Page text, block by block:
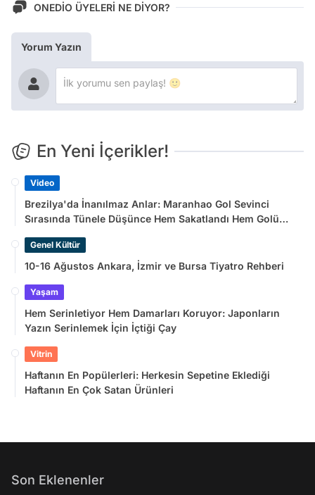
ONEDİO ÜYELERİ NE DİYOR?
Yorum Yazın
En Yeni İçerikler!
Video
Brezilya'da İnanılmaz Anlar: Maranhao Gol Sevinci
Sırasında Tünele Düşünce Hem Sakatlandı Hem Golü
Genel Kültür
10-16 Ağustos Ankara, İzmir ve Bursa Tiyatro Rehberi
Yaşam
Hem Serinletiyor Hem Damarları Koruyor: Japonların
Yazın Serinlemek İçin İçtiği Çay
Vitrin
Haftanın En Popülerleri: Herkesin Sepetine Eklediği
Haftanın En Çok Satan Ürünleri
Son Eklenenler